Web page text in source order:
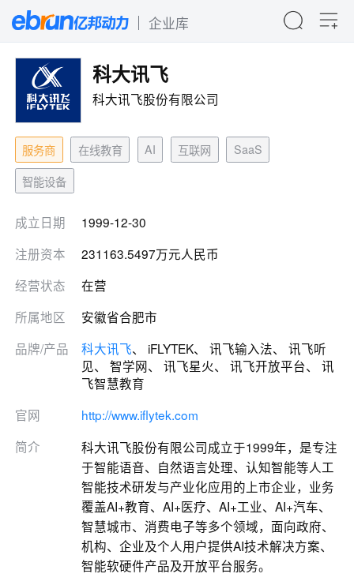
企业库
科大讯飞
科大讯飞股份有限公司
服务商 在线教育 AI 互联网 SaaS
智能设备
成立日期
1999-12-30
注册资本
231163.5497万元人民币
经营状态
在营
所属地区
安徽省合肥市
品牌/产品
科大讯飞、 iFLYTEK、 讯飞输入法、 讯飞听
见、 智学网、 讯飞星火、 讯飞开放平台、 讯
飞智慧教育
官网
http://www.iflytek.com
简介
科大讯飞股份有限公司成立于1999年，是专注
于智能语音、自然语言处理、认知智能等人工
智能技术研发与产业化应用的上市企业，业务
覆盖AI+教育、AI+医疗、AI+工业、AI+汽车、
智慧城市、消费电子等多个领域，面向政府、
机构、企业及个人用户提供AI技术解决方案、
智能软硬件产品及开放平台服务。